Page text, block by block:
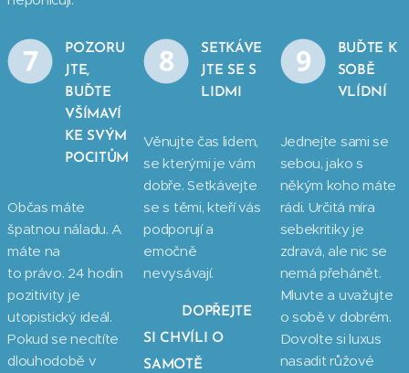
POZORU
JTE,
BUĎTE
VŠÍMAVÍ
KE SVÝM
POCITŮM
Občas máte
špatnou náladu. A
máte na
to právo. 24 hodin
pozitivity je
utopistický ideál.
Pokud se necítíte
dlouhodobě v
SETKÁVE
JTE SE S
LIDMI
Věnujte čas lidem,
se kterými je vám
dobře. Setkávejte
se s těmi, kteří vás
podporují a
emočně
nevysávají.
DOPŘEJTE
SI CHVÍLI O
SAMOTĚ
BUĎTE K
SOBĚ
VLÍDNÍ
Jednejte sami se
sebou, jako s
někým koho máte
rádi. Určitá míra
sebekritiky je
zdravá, ale nic se
nemá přehánět.
Mluvte a uvažujte
o sobě v dobrém.
Dovolte si luxus
nasadit růžové